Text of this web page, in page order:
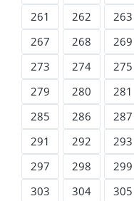
261
262 263
267
268 269
273
274 275
279
280 281
285
286 287
291
292 293
297
298 299
303
304 305